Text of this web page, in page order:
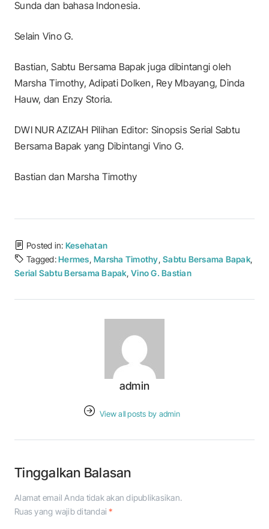
Sunda dan bahasa Indonesia.
Selain Vino G.
Bastian, Sabtu Bersama Bapak juga dibintangi oleh
Marsha Timothy, Adipati Dolken, Rey Mbayang, Dinda
Hauw, dan Enzy Storia.
DWI NUR AZIZAH Pilihan Editor: Sinopsis Serial Sabtu
Bersama Bapak yang Dibintangi Vino G.
Bastian dan Marsha Timothy
Posted in: Kesehatan
Tagged:Hermes, Marsha Timothy, Sabtu Bersama Bapak,
Serial Sabtu Bersama Bapak, Vino G. Bastian
admin
View all posts by admin
Tinggalkan Balasan
Alamat email Anda tidak akan dipublikasikan.
Ruas yang wajib ditandai*